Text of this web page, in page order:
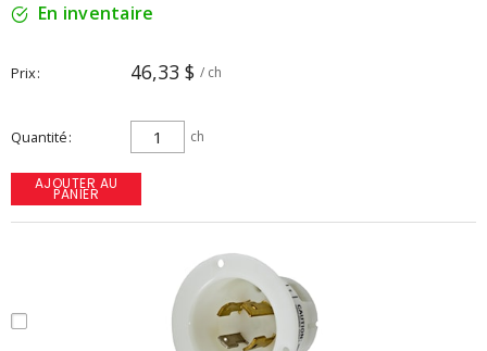
En inventaire
Prix 46,33 $ / ch
Quantité ch
AJOUTER AU
PANIER